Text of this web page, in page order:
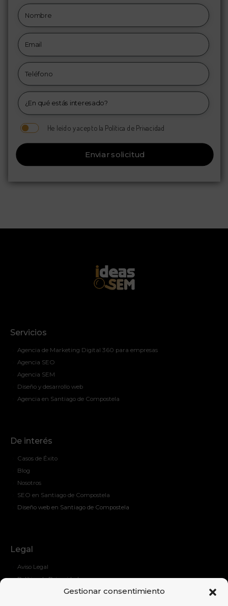
Gestionar consentimiento
He leído y acepto la Política de Privacidad
Enviar solicitud
Servicios
Agencia de Marketing Digital 360 para empresas
Agencia SEO
Agencia SEM
Diseño y desarrollo web
Agencia en Santiago de Compostela
De interés
Casos de Éxito
Blog
Nosotros
SEO en Santiago de Compostela
Diseño web en Santiago de Compostela
Legal
Aviso Legal
Política de Privacidad
Política de Cockies